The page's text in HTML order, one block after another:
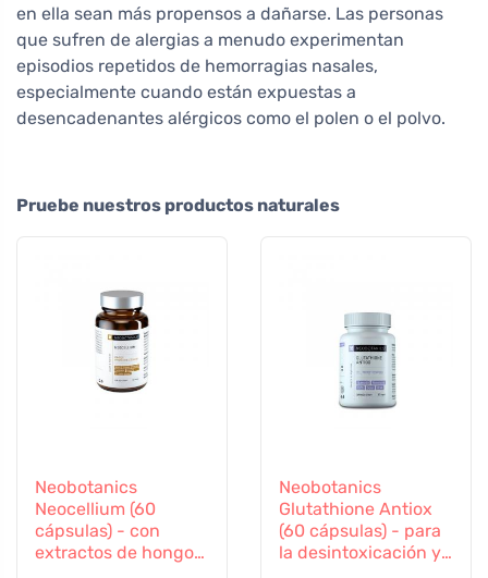
en ella sean más propensos a dañarse. Las personas
que sufren de alergias a menudo experimentan
episodios repetidos de hemorragias nasales,
especialmente cuando están expuestas a
desencadenantes alérgicos como el polen o el polvo.
Pruebe nuestros productos naturales
Neobotanics
Neocellium (60
cápsulas) - con
extractos de hongos
Neobotanics
Glutathione Antiox
(60 cápsulas) - para
la desintoxicación y